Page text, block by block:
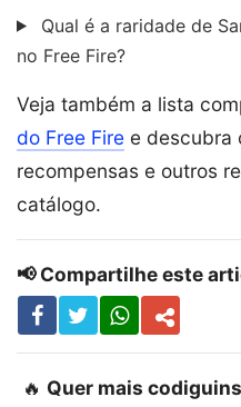
Qual é a raridade de
no Free Fire?
Veja também a lista
do Free Fire e descubra
recompensas e outros
catálogo.
📢 Compartilhe este
🔥 Quer mais